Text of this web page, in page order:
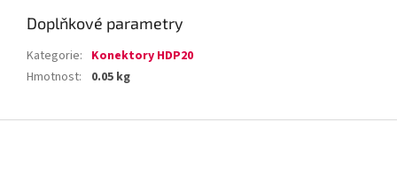
Doplňkové parametry
Kategorie: Konektory HDP20
Hmotnost: 0.05 kg